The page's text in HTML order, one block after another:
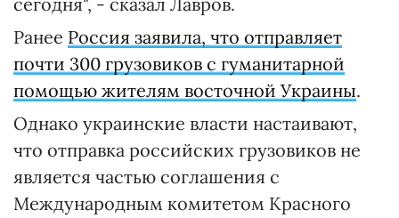
Ранее Россия заявила, что отправляет
почти 300 грузовиков с гуманитарной
помощью жителям восточной Украины.
Однако украинские власти настаивают,
что отправка российских грузовиков не
является частью соглашения с
Международным комитетом Красного